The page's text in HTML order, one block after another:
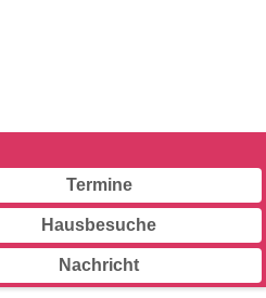
Termine
Hausbesuche
Nachricht